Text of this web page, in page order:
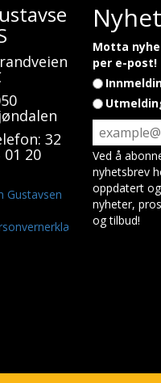
32
01 20
Gustavsen
Motta
per e-post!
Ved å
nyhetsbrev
oppdatert
nyheter,
og tilbud!